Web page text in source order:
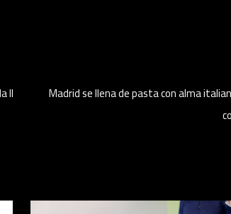
II
Madrid se llena de pasta con alma